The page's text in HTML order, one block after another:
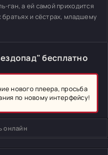
ган, а ей самой приходится
братьях и сёстрах, младшему
бесплатно
нового плеера, просьба
по новому интерфейсу!
онлайн